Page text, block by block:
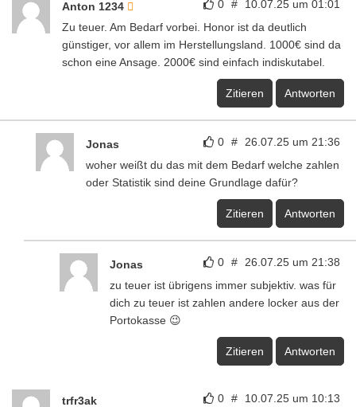
0 # 10.07.25 um 01:01
Anton 1234
Zu teuer. Am Bedarf vorbei. Honor ist da deutlich
günstiger, vor allem im Herstellungsland. 1000€ sind da
schon eine Ansage. 2000€ sind einfach indiskutabel.
Zitieren Antworten
0 # 26.07.25 um 21:36
Jonas
woher weißt du das mit dem Bedarf welche zahlen
oder Statistik sind deine Grundlage dafür?
Zitieren Antworten
0 # 26.07.25 um 21:38
Jonas
zu teuer ist übrigens immer subjektiv. was für
dich zu teuer ist zahlen andere locker aus der
Portokasse 😉
Zitieren Antworten
0 # 10.07.25 um 10:13
trfr3ak